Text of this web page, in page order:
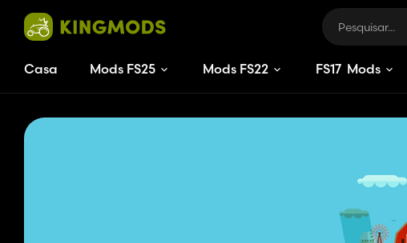
Casa Mods FS25 Mods FS22 FS17 Mods